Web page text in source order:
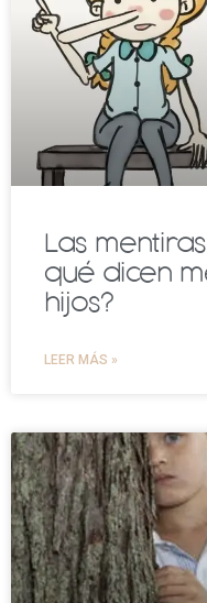
Las
qué dicen
hijos?
LEER MÁS »